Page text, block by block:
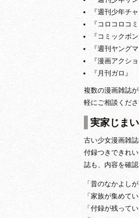
『週刊少年チ
『コロコロコミ
『コミックボン
『週刊ヤング
『漫画アクショ
『月刊ガロ』
複数の漫画雑誌
軽にご相談くださ
実家じま
古い少女漫画雑
付録つきできれ
誌も、内容を確
「昔のなかよし
「家族が集めて
「付録が残って